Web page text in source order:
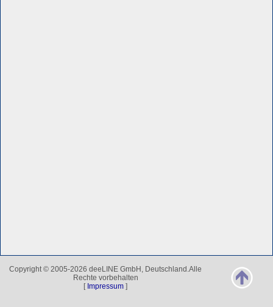
Copyright © 2005-2026 deeLINE GmbH, Deutschland.Alle
Rechte vorbehalten
[ Impressum ]